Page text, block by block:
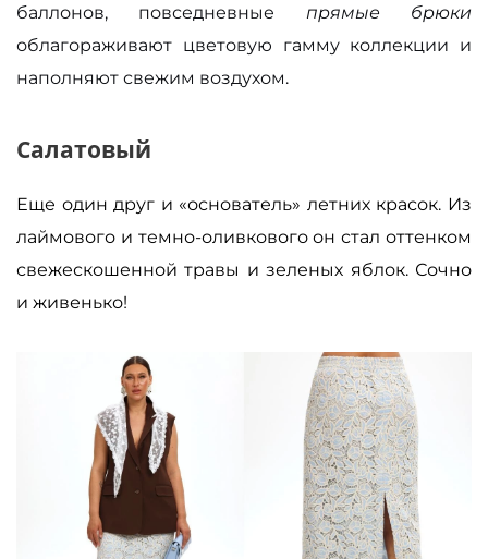
баллонов, повседневные прямые брюки
облагораживают цветовую гамму коллекции и
наполняют свежим воздухом.
Салатовый
Еще один друг и «основатель» летних красок. Из
лаймового и темно-оливкового он стал оттенком
свежескошенной травы и зеленых яблок. Сочно
и живенько!